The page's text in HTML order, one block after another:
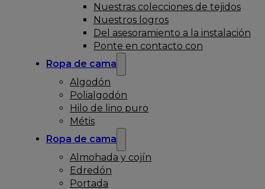
Nuestras colecciones de tejidos
Nuestros logros
Del asesoramiento a la instalación
Ponte en contacto con
Ropa de cama
Algodón
Polialgodón
Hilo de lino puro
Métis
Ropa de cama
Almohada y cojín
Edredón
Portada